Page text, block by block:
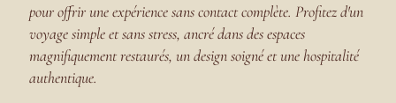
pour offrir une expérience sans contact complète. Profitez d'un
voyage simple et sans stress, ancré dans des espaces
magnifiquement restaurés, un design soigné et une hospitalité
authentique.